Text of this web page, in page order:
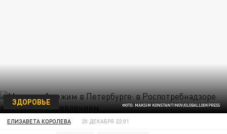
ФОТО: MAKSIM KONSTANTINOV/GLOBALLOOKPRESS
ЗДОРОВЬЕ
ЕЛИЗАВЕТА КОРОЛЕВА 20 ДЕКАБРЯ 22:01